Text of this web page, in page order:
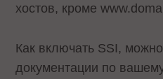
хостов, кроме
Как включать SSI,
документации по